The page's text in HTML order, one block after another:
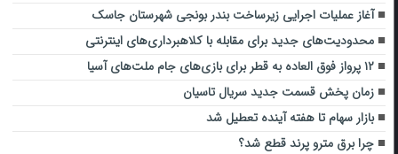
آغاز عملیات اجرایی زیرساخت بندر بونجی شهرستان جاسک
​محدودیت‌های جدید برای مقابله با کلاهبرداری‌های اینترنتی
۱۲ پرواز فوق العاده به قطر برای بازی‌های جام ملت‌های آسیا
زمان پخش قسمت جدید سریال تاسیان
بازار سهام تا هفته آینده تعطیل شد
چرا برق مترو پرند قطع شد؟